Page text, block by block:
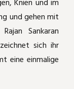
Knien und im
und gehen mit
Sankaran
sich ihr
eine einmalige